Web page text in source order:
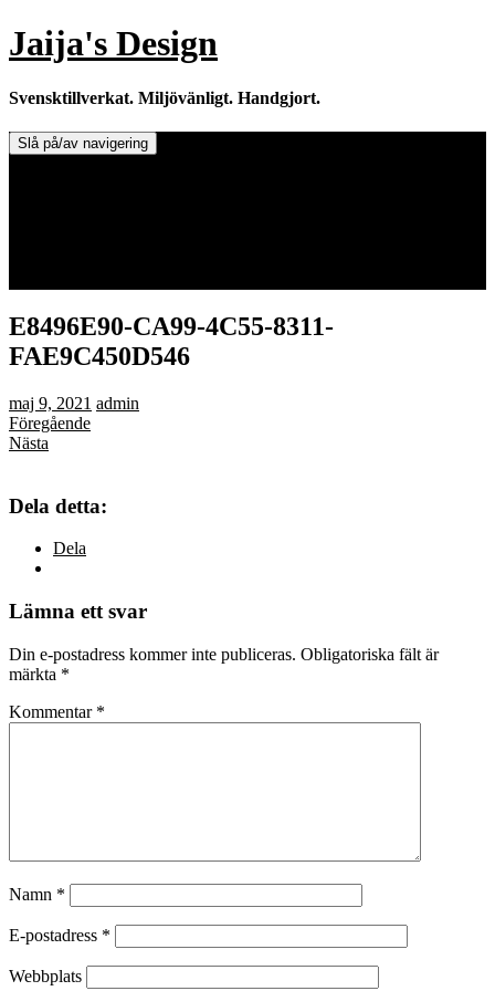
Hoppa
till
Jaija's Design
Svensktillverkat. Miljövänligt. Handgjort.
Slå på/av navigering
E8496E90-CA99-4C55-8311-
FAE9C450D546
maj 9, 2021 admin
Föregående
Nästa
Dela detta:
Dela
Lämna ett svar
Din e-postadress kommer inte publiceras. Obligatoriska fält är
märkta *
Kommentar *
Namn *
E-postadress *
Webbplats